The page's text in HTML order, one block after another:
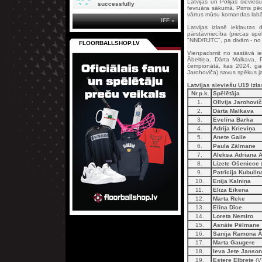
Latvijas un Polijas
fevruāra sākumā. Pirms
vārtus mūsu komandas
Latvijas izlasē iekļautas
pārstāvniecība (piecas
"NND/RJTC", pa divām -
Vienpadsmit no sastāvā
Ābeltiņa, Dārta Malkava,
čempionātā, kas 2024.
Jarohoviča) savus spēkus
Latvijas sieviešu U19
Nr.p.k.
Spēlētāja
1.
Olīvija
2.
Dārta Malkava
3.
Evelīna Barka
4.
Adrija Krieviņa
5.
Anete Gaile
6.
Paula Zālmane
7.
Aleksa Adriana
8.
Lizete Ošeniece
9.
Patrīcija
10.
Enija Kalniņa
11.
Elīza Eikena
12.
Marta Reke
13.
Elīna Dīce
14.
Loreta Nemiro
15.
Asnāte Pēlmane
16.
Sanija Ramona
17.
Marta Gaugere
18.
Ieva Jete
19.
Estere Elbrete
successfully
IFF »
FLOORBALLSHOP.LV